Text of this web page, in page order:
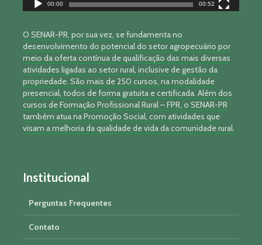
00:00 00:52
O SENAR-PR, por sua vez, se fundamenta no
desenvolvimento do potencial do setor agropecuário por
meio da oferta contínua de qualificação das mais diversas
atividades ligadas ao setor rural, inclusive de gestão da
propriedade. São mais de 250 cursos, na modalidade
presencial, todos de forma gratuita e certificada. Além dos
cursos de Formação Profissional Rural – FPR, o SENAR-PR
também atua na Promoção Social, com atividades que
visam a melhoria da qualidade de vida da comunidade rural.
Institucional
Perguntas Frequentes
Contato